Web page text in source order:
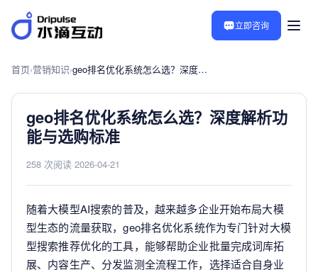
立即咨询
首页›营销知识› geo排名优化系统怎么选？深度解析功能与选购标准
geo排名优化系统怎么选？深度解析功
能与选购标准
258 次阅读 2026-04-21
随着大模型AI搜索的普及，越来越多企业开始布局大模
型生态的流量获取，geo排名优化系统作为专门针对大模
型搜索推荐优化的工具，能够帮助企业批量完成词库拓
展、内容生产、分发监测全流程工作，选择适合自身业